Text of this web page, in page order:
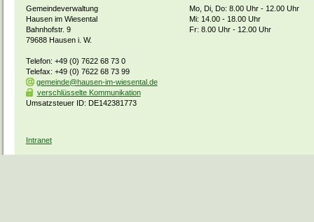
Gemeindeverwaltung
Hausen im Wiesental
Bahnhofstr. 9
79688 Hausen i. W.
Telefon: +49 (0) 7622 68 73 0
Telefax: +49 (0) 7622 68 73 99
gemeinde@hausen-im-wiesental.de
verschlüsselte Kommunikation
Umsatzsteuer ID: DE142381773
Mo, Di, Do: 8.00 Uhr - 12.00 Uhr
Mi: 14.00 - 18.00 Uhr
Fr: 8.00 Uhr - 12.00 Uhr
Intranet